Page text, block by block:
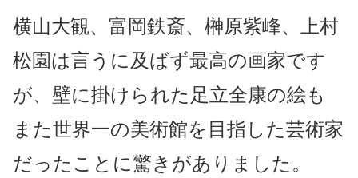
横山大観、富岡鉄斎、榊原紫峰、上村
松園は言うに及ばず最高の画家です
が、 壁に掛けられた足立全康の絵も
また世界一の美術館を目指した芸術家
だったことに驚きがありました。